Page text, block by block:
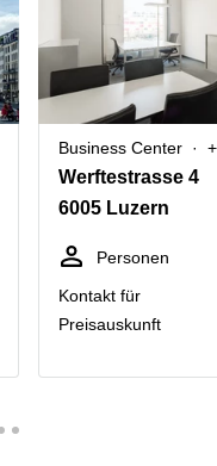
Business Center
Werftestrasse 4
6005 Luzern
Personen
Kontakt für
Preisauskunft